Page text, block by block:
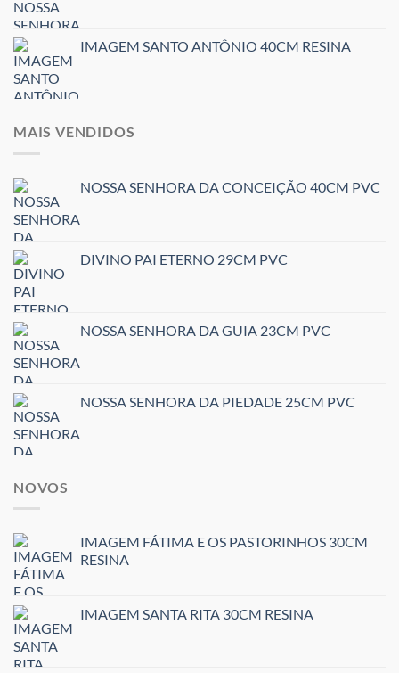
IMAGEM SANTO ANTÔNIO 40CM RESINA
MAIS VENDIDOS
NOSSA SENHORA DA CONCEIÇÃO 40CM PVC
DIVINO PAI ETERNO 29CM PVC
NOSSA SENHORA DA GUIA 23CM PVC
NOSSA SENHORA DA PIEDADE 25CM PVC
NOVOS
IMAGEM FÁTIMA E OS PASTORINHOS 30CM
RESINA
IMAGEM SANTA RITA 30CM RESINA